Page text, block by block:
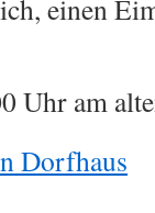
einen
Uhr am
Dorfhaus